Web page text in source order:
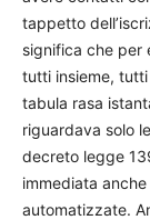
tappetto
significa che per
tutti insieme,
tabula rasa
riguardava solo
decreto legge
immediata
automatizzate.